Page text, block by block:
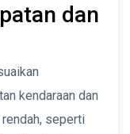
dan
kendaraan dan
seperti